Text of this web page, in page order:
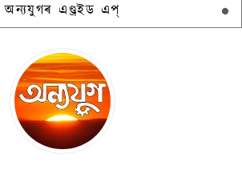
অন্যযুগৰ এণ্ড্ৰইড এপ্